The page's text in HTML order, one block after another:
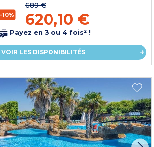
-10%
689 €
620,10 €
Payez en 3 ou 4 fois² !
VOIR LES DISPONIBILITÉS